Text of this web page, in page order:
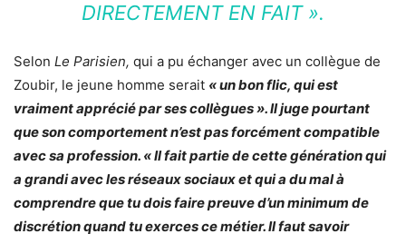
DIRECTEMENT EN FAIT ».
Selon Le Parisien, qui a pu échanger avec un collègue de
Zoubir, le jeune homme serait « un bon flic, qui est
vraiment apprécié par ses collègues ». Il juge pourtant
que son comportement n’est pas forcément compatible
avec sa profession. « Il fait partie de cette génération qui
a grandi avec les réseaux sociaux et qui a du mal à
comprendre que tu dois faire preuve d’un minimum de
discrétion quand tu exerces ce métier. Il faut savoir